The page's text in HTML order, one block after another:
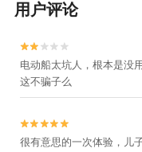
用户评论


电动船太坑人，根本是没
这不骗子么


很有意思的一次体验，儿